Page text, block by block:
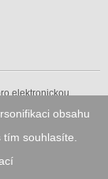
obsahu
souhlasíte.
elektronickou